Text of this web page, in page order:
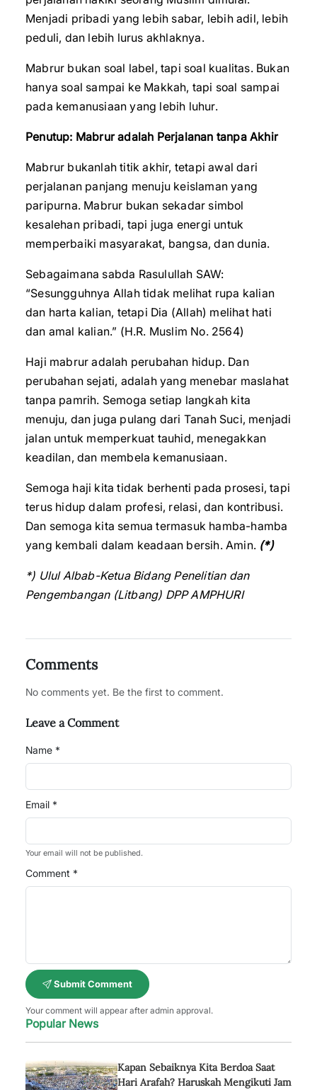
Menjadi pribadi yang lebih sabar, lebih adil, lebih
peduli, dan lebih lurus akhlaknya.
Mabrur bukan soal label, tapi soal kualitas. Bukan
hanya soal sampai ke Makkah, tapi soal sampai
pada kemanusiaan yang lebih luhur.
Penutup: Mabrur adalah Perjalanan tanpa Akhir
Mabrur bukanlah titik akhir, tetapi awal dari
perjalanan panjang menuju keislaman yang
paripurna. Mabrur bukan sekadar simbol
kesalehan pribadi, tapi juga energi untuk
memperbaiki masyarakat, bangsa, dan dunia.
Sebagaimana sabda Rasulullah SAW:
“Sesungguhnya Allah tidak melihat rupa kalian
dan harta kalian, tetapi Dia (Allah) melihat hati
dan amal kalian.” (H.R. Muslim No. 2564)
Haji mabrur adalah perubahan hidup. Dan
perubahan sejati, adalah yang menebar maslahat
tanpa pamrih. Semoga setiap langkah kita
menuju, dan juga pulang dari Tanah Suci, menjadi
jalan untuk memperkuat tauhid, menegakkan
keadilan, dan membela kemanusiaan.
Semoga haji kita tidak berhenti pada prosesi, tapi
terus hidup dalam profesi, relasi, dan kontribusi.
Dan semoga kita semua termasuk hamba-hamba
yang kembali dalam keadaan bersih. Amin. (*)
*) Ulul Albab-Ketua Bidang Penelitian dan
Pengembangan (Litbang) DPP AMPHURI
Comments
No comments yet. Be the first to comment.
Leave a Comment
Name *
Email *
Your email will not be published.
Comment *
Submit Comment
Your comment will appear after admin approval.
Popular News
Kapan Sebaiknya Kita Berdoa Saat
Hari Arafah? Haruskah Mengikuti Jam